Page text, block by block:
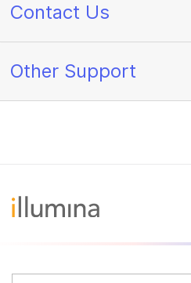
Contact Us
Other Support